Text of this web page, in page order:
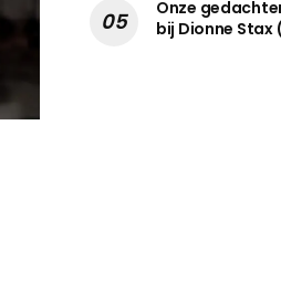
Onze
bij Dionne Stax